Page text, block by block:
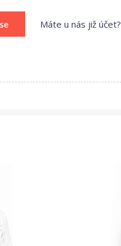
Máte u nás již účet?